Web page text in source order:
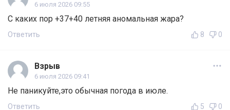
6 июля 2026 09:55
С каких пор +37+40 летняя аномальная жара?
Ответить 8 0
Взрыв
6 июля 2026 09:41
Не паникуйте,это обычная погода в июле.
Ответить 5 0